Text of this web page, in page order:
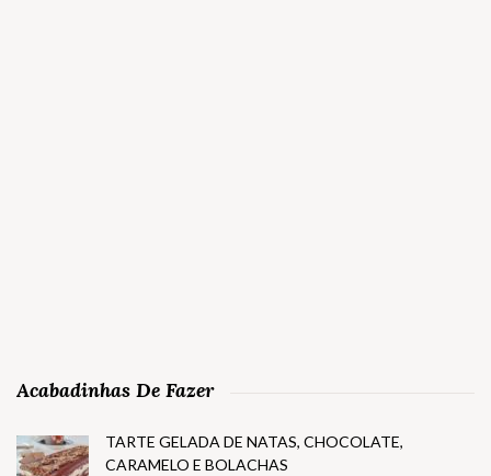
Acabadinhas De Fazer
TARTE GELADA DE NATAS, CHOCOLATE,
CARAMELO E BOLACHAS